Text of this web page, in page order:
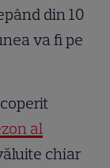
din 10
va fi pe
al
chiar